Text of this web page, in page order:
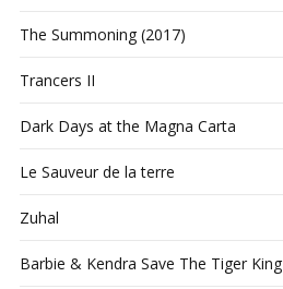
The Summoning (2017)
Trancers II
Dark Days at the Magna Carta
Le Sauveur de la terre
Zuhal
Barbie & Kendra Save The Tiger King